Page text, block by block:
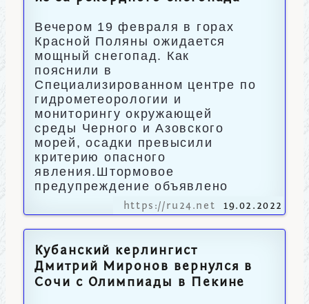
Вечером 19 февраля в горах
Красной Поляны ожидается
мощный снегопад. Как
пояснили в
Специализированном центре по
гидрометеорологии и
мониторингу окружающей
среды Черного и Азовского
морей, осадки превысили
критерию опасного
явления.Штормовое
предупреждение объявлено
https://ru24.net 19.02.2022
Кубанский керлингист
Дмитрий Миронов вернулся в
Сочи с Олимпиады в Пекине